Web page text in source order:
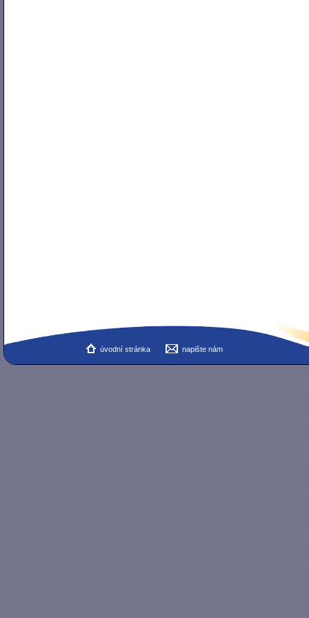
úvodní stránka napište nám